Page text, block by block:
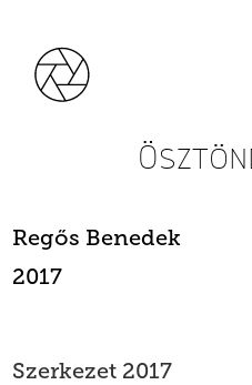
Regős Benedek
2017
Szerkezet 2017